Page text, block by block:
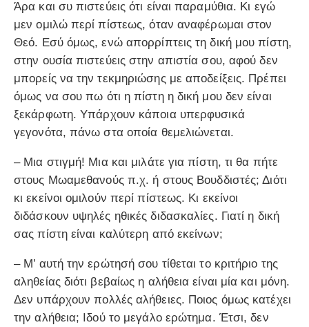
Άρα και συ πιστεύεις ότι είναι παραμύθια. Κι εγώ
μεν ομιλώ περί πίστεως, όταν αναφέρωμαι στον
Θεό. Εσύ όμως, ενώ απορρίπτεις τη δική μου πίστη,
στην ουσία πιστεύεις στην απιστία σου, αφού δεν
μπορείς να την τεκμηριώσης με αποδείξεις. Πρέπει
όμως να σου πω ότι η πίστη η δική μου δεν είναι
ξεκάρφωτη. Υπάρχουν κάποια υπερφυσικά
γεγονότα, πάνω στα οποία θεμελιώνεται.
– Μια στιγμή! Μια και μιλάτε για πίστη, τι θα πήτε
στους Μωαμεθανούς π.χ. ή στους Βουδδιστές; Διότι
κι εκείνοι ομιλούν περί πίστεως. Κι εκείνοι
διδάσκουν υψηλές ηθικές διδασκαλίες. Γιατί η δική
σας πίστη είναι καλύτερη από εκείνων;
– Μ’ αυτή την ερώτησή σου τίθεται το κριτήριο της
αληθείας διότι βεβαίως η αλήθεια είναι μία και μόνη.
Δεν υπάρχουν πολλές αλήθειες. Ποιος όμως κατέχει
την αλήθεια; Ιδού το μεγάλο ερώτημα. Έτσι, δεν